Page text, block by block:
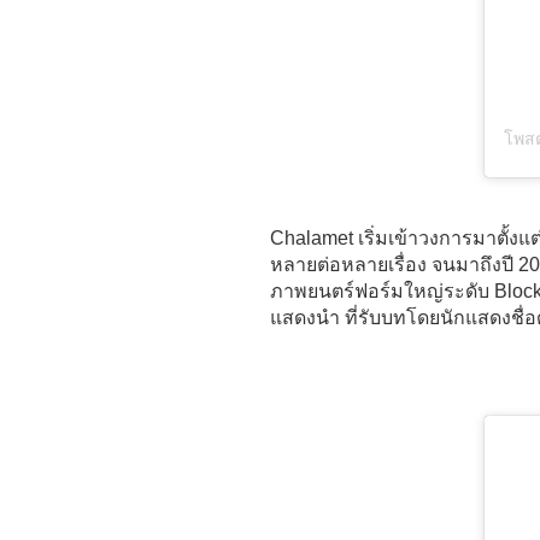
โพส
Chalamet เริ่มเข้าวงการมาตั้
หลายต่อหลายเรื่อง จนมาถึงปี
ภาพยนตร์ฟอร์มใหญ่ระดับ
แสดงนำ ที่รับบทโดยนักแสดงชื่อ